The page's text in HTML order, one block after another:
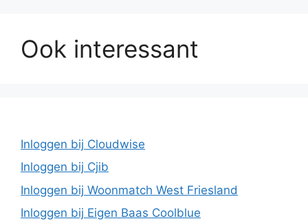
Ook interessant
Inloggen bij Cloudwise
Inloggen bij Cjib
Inloggen bij Woonmatch West Friesland
Inloggen bij Eigen Baas Coolblue